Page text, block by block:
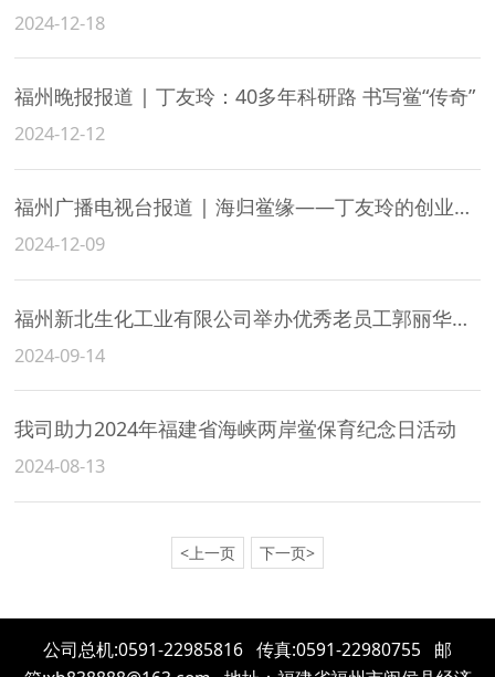
2024-12-18
福州晚报报道 | 丁友玲：40多年科研路 书写鲎“传奇”
2024-12-12
福州广播电视台报道 | 海归鲎缘——丁友玲的创业人生
2024-12-09
福州新北生化工业有限公司举办优秀老员工郭丽华退休欢送会
2024-09-14
我司助力2024年福建省海峡两岸鲎保育纪念日活动
2024-08-13
<上一页 下一页>
公司总机:0591-22985816 传真:0591-22980755 邮